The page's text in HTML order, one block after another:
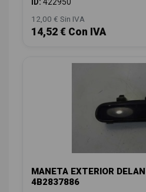
12,00 € Sin IVA
14,52 € Con IVA
MANETA EXTERIOR
4B2837886